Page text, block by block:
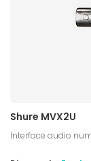
Shure MVX2U
Interface audio